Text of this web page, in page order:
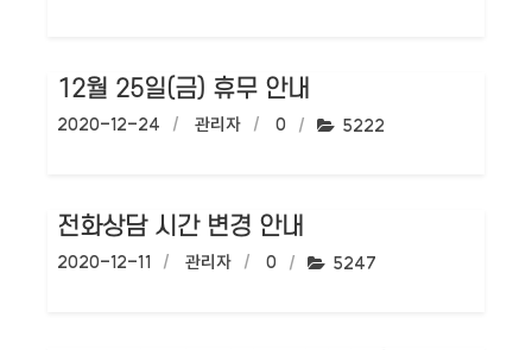
12월 25일(금) 휴무 안내
작성일:
2020-12-24 작성자:
관리자 댓글수:
0 조회수:
5222
전화상담 시간 변경 안내
작성일:
2020-12-11 작성자:
관리자 댓글수:
0 조회수:
5247